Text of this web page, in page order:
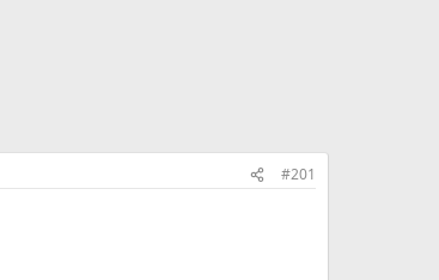
#201